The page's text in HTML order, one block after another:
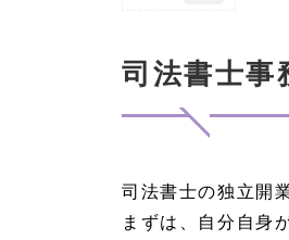
書
士
事
将
像
司法書士事
司法書士の独立開
まずは、自分自身が